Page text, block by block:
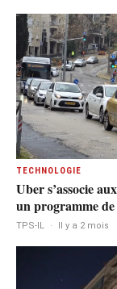
TECHNOLOGIE
Uber s’associe
un programme
TPS-IL · Il y a 2 mois